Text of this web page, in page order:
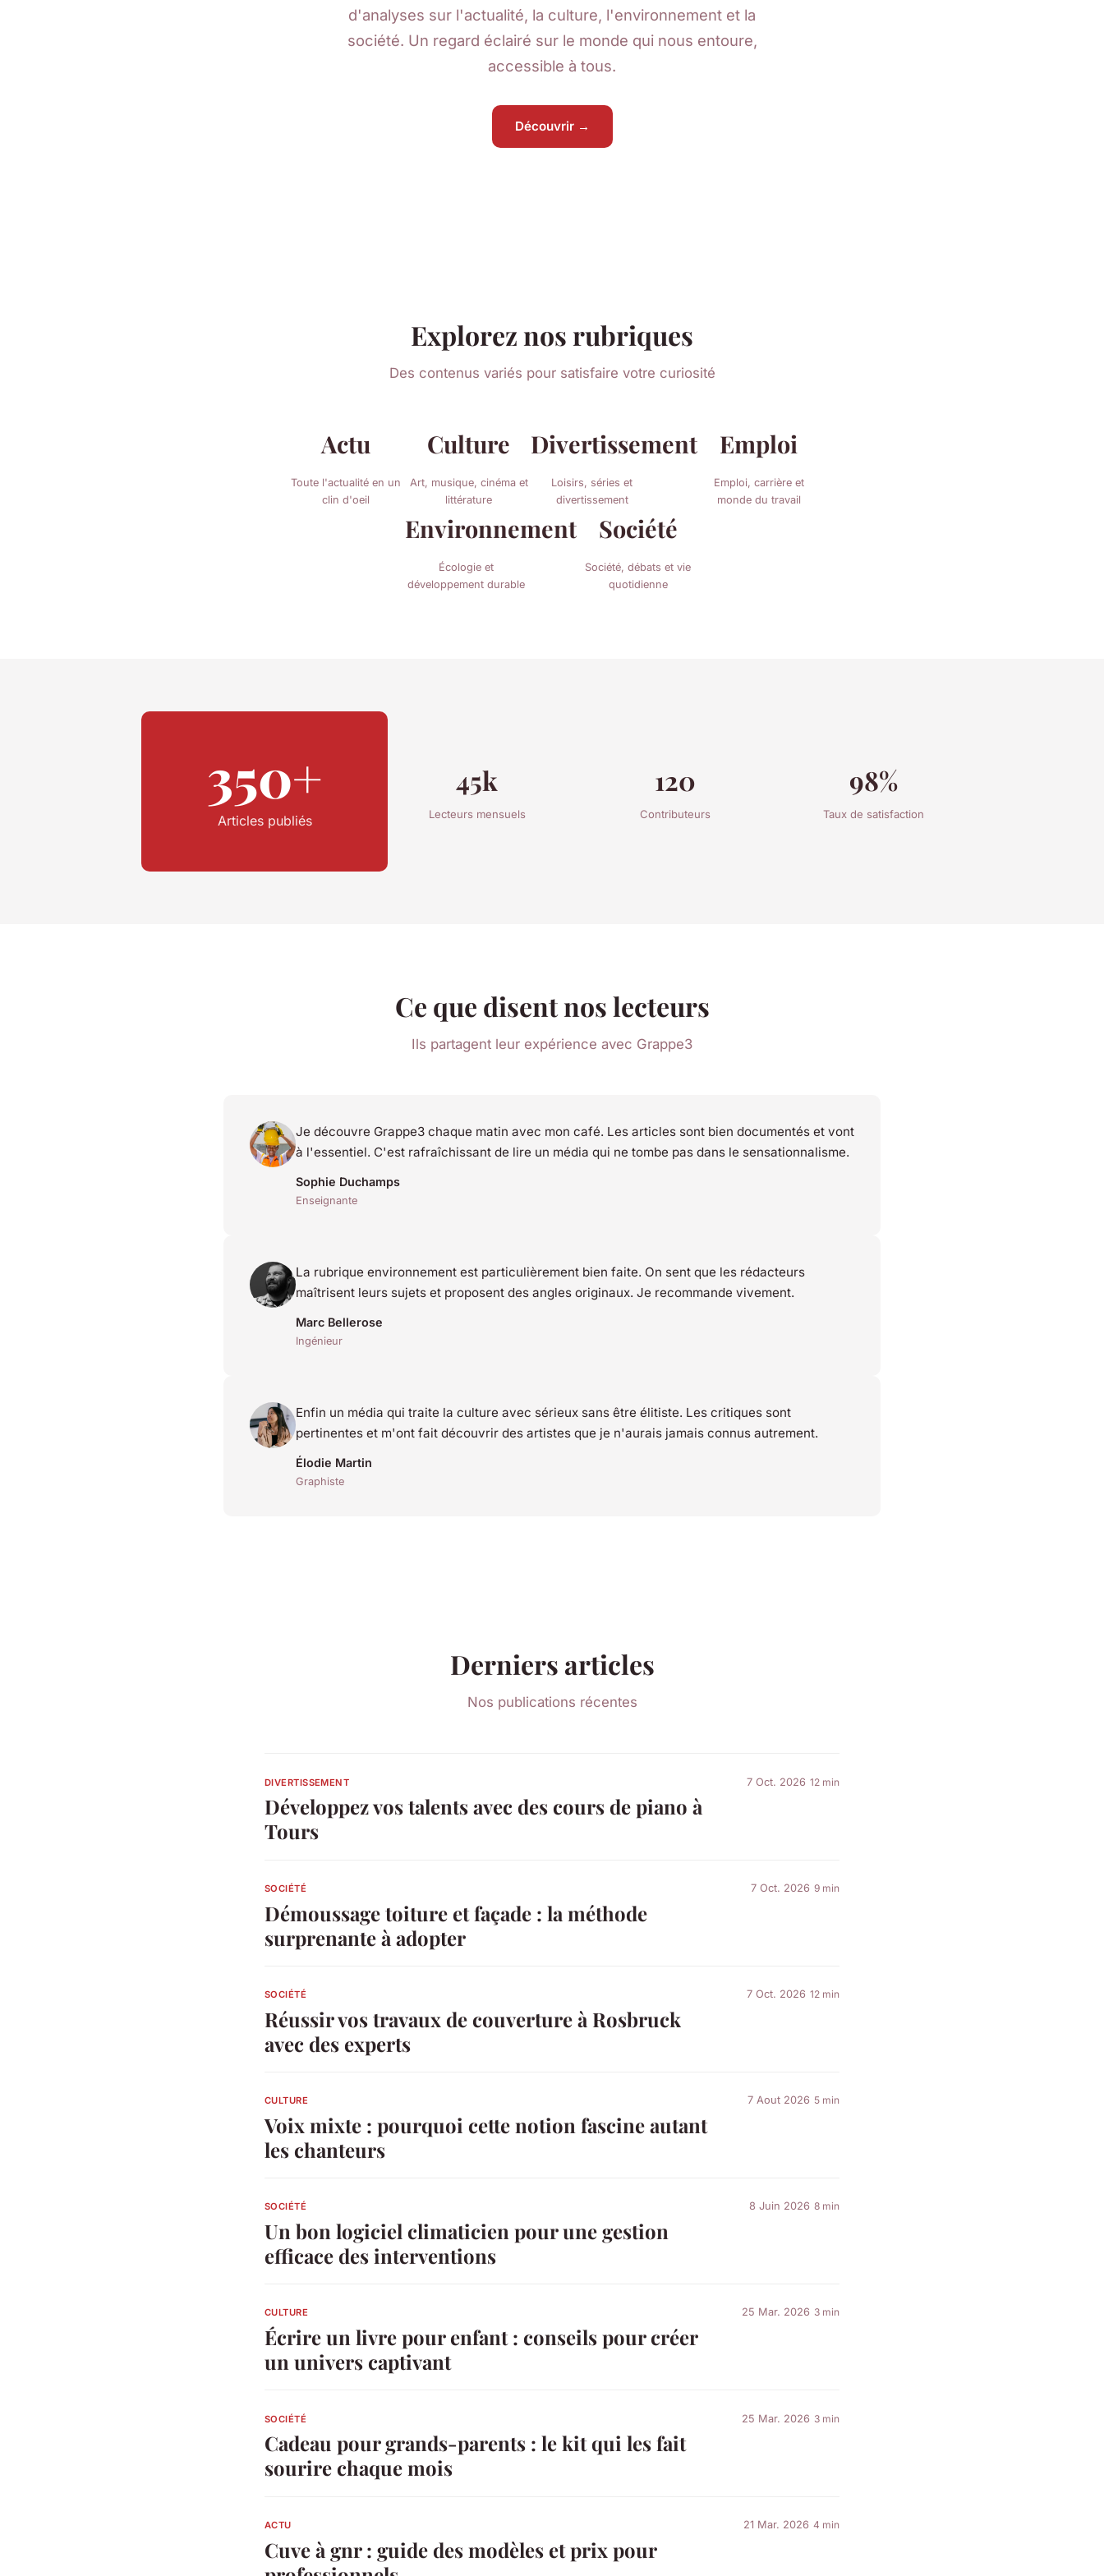
d'analyses sur l'actualité, la culture, l'environnement et la
société. Un regard éclairé sur le monde qui nous entoure,
accessible à tous.
Découvrir →
Explorez nos rubriques
Des contenus variés pour satisfaire votre curiosité
Actu
Toute l'actualité en un
clin d'oeil
Culture
Art, musique, cinéma et
littérature
Divertissement
Loisirs, séries et
divertissement
Emploi
Emploi, carrière et
monde du travail
Environnement
Écologie et
développement durable
Société
Société, débats et vie
quotidienne
350+
Articles publiés
45k
Lecteurs mensuels
120
Contributeurs
98%
Taux de satisfaction
Ce que disent nos lecteurs
Ils partagent leur expérience avec Grappe3
Je découvre Grappe3 chaque matin avec mon café. Les articles sont bien documentés et vont
à l'essentiel. C'est rafraîchissant de lire un média qui ne tombe pas dans le sensationnalisme.
Sophie Duchamps
Enseignante
La rubrique environnement est particulièrement bien faite. On sent que les rédacteurs
maîtrisent leurs sujets et proposent des angles originaux. Je recommande vivement.
Marc Bellerose
Ingénieur
Enfin un média qui traite la culture avec sérieux sans être élitiste. Les critiques sont
pertinentes et m'ont fait découvrir des artistes que je n'aurais jamais connus autrement.
Élodie Martin
Graphiste
Derniers articles
Nos publications récentes
DIVERTISSEMENT
Développez vos talents avec des cours de piano à
Tours
7 Oct. 2026 12 min
SOCIÉTÉ
Démoussage toiture et façade : la méthode
surprenante à adopter
7 Oct. 2026 9 min
SOCIÉTÉ
Réussir vos travaux de couverture à Rosbruck
avec des experts
7 Oct. 2026 12 min
CULTURE
Voix mixte : pourquoi cette notion fascine autant
les chanteurs
7 Aout 2026 5 min
SOCIÉTÉ
Un bon logiciel climaticien pour une gestion
efficace des interventions
8 Juin 2026 8 min
CULTURE
Écrire un livre pour enfant : conseils pour créer
un univers captivant
25 Mar. 2026 3 min
SOCIÉTÉ
Cadeau pour grands-parents : le kit qui les fait
sourire chaque mois
25 Mar. 2026 3 min
ACTU
Cuve à gnr : guide des modèles et prix pour
21 Mar. 2026 4 min